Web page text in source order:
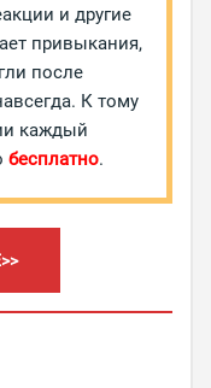
и другие
привыкания,
после
К тому
каждый
бесплатно.